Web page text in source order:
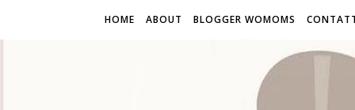
HOME ABOUT BLOGGER WOMOMS